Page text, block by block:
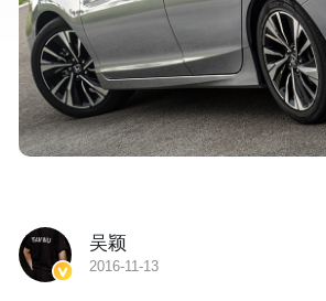
吴颖
2016-11-13